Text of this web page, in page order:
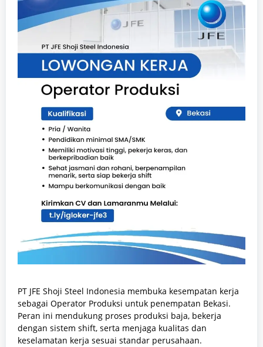
PT JFE Shoji Steel Indonesia membuka kesempatan kerja
sebagai Operator Produksi untuk penempatan Bekasi.
Peran ini mendukung proses produksi baja, bekerja
dengan sistem shift, serta menjaga kualitas dan
keselamatan kerja sesuai standar perusahaan.